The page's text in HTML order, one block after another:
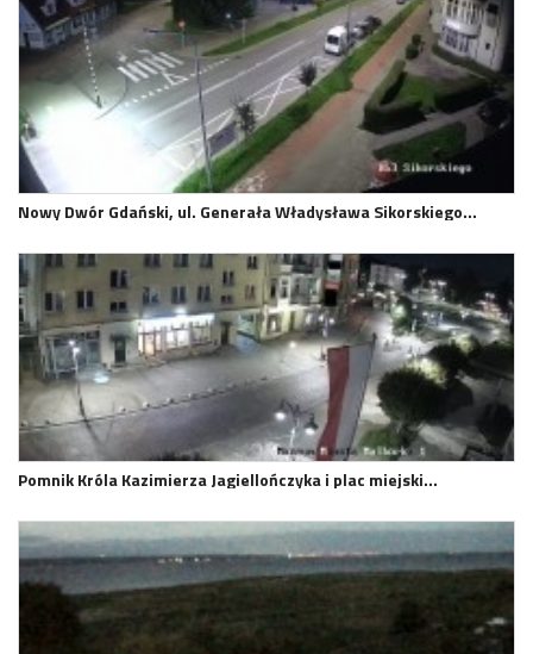
Nowy Dwór Gdański, ul. Generała Władysława Sikorskiego…
Pomnik Króla Kazimierza Jagiellończyka i plac miejski…